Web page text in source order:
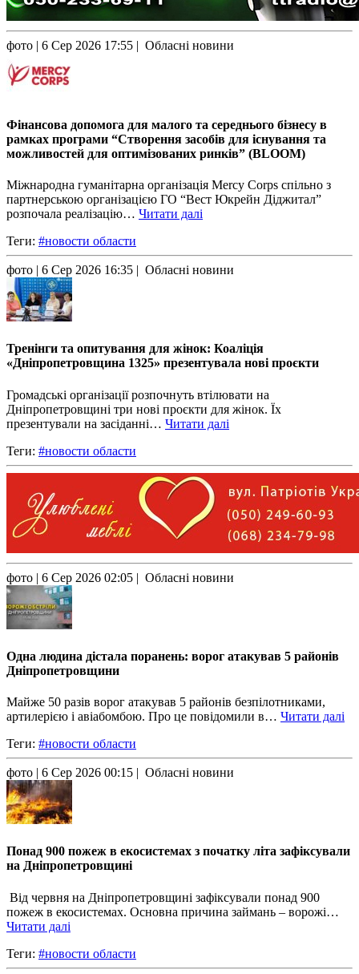
фото | 6 Сер 2026 17:55 | Обласні новини
Фінансова допомога для малого та середнього бізнесу в
рамках програми “Створення засобів для існування та
можливостей для оптимізованих ринків” (BLOOM)
Міжнародна гуманітарна організація Mercy Corps спільно з
партнерською організацією ГО “Вест Юкрейн Діджитал”
розпочала реалізацію… Читати далі
Теги: #новости области
фото | 6 Сер 2026 16:35 | Обласні новини
Тренінги та опитування для жінок: Коаліція
«Дніпропетровщина 1325» презентувала нові проєкти
Громадські організації розпочнуть втілювати на
Дніпропетровщині три нові проєкти для жінок. Їх
презентували на засіданні… Читати далі
Теги: #новости области
фото | 6 Сер 2026 02:05 | Обласні новини
Одна людина дістала поранень: ворог атакував 5 районів
Дніпропетровщини
Майже 50 разів ворог атакував 5 районів безпілотниками,
артилерією і авіабомбою. Про це повідомили в… Читати далі
Теги: #новости области
фото | 6 Сер 2026 00:15 | Обласні новини
Понад 900 пожеж в екосистемах з початку літа зафіксували
на Дніпропетровщині
Від червня на Дніпропетровщині зафіксували понад 900
пожеж в екосистемах. Основна причина займань – ворожі…
Читати далі
Теги: #новости области